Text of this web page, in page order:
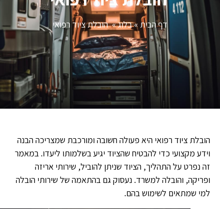
דף הבית»בלוג»הובלת ציוד רפואי
הובלת ציוד רפואי היא פעולה חשובה ומורכבת שמצריכה הבנה
וידע מקצועי כדי להבטיח שהציוד יגיע בשלמותו ליעדו. במאמר
זה נפרט על התהליך, הציוד שניתן להוביל, שירותי אריזה
ופריקה, והובלה למשרד. נעסוק גם בהתאמה של שירותי הובלה
למי שמתאים לשימוש בהם.